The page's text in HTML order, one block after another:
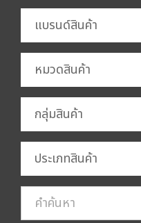
แบรนด์สินค้า
หมวดสินค้า
กลุ่มสินค้า
ประเภทสินค้า